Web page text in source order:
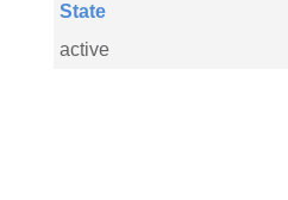
State
active